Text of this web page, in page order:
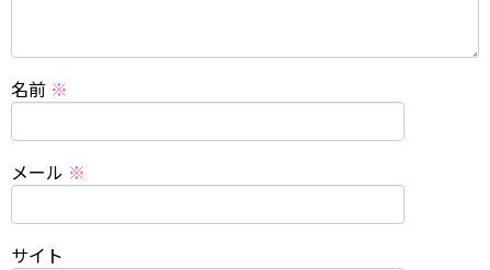
名前 ※
メール ※
サイト